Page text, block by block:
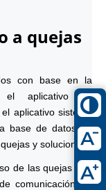
a quejas
con base en la
el aplicativo de
aplicativo sistema
base de datos en
y soluciones.
de las quejas que
comunicación de